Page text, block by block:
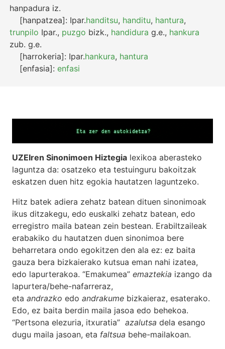
hanpadura iz.
[hanpatzea]: Ipar.handitsu, handitu, hantura,
trunpilo Ipar., puzgo bizk., handidura g.e., hankura
zub. g.e.
[harrokeria]: Ipar.hankura, hantura
[enfasia]:enfasi
UZEIren Sinonimoen Hiztegia lexikoa aberasteko
laguntza da: osatzeko eta testuinguru bakoitzak
eskatzen duen hitz egokia hautatzen laguntzeko.
Hitz batek adiera zehatz batean dituen sinonimoak
ikus ditzakegu, edo euskalki zehatz batean, edo
erregistro maila batean zein bestean. Erabiltzaileak
erabakiko du hautatzen duen sinonimoa bere
beharretara ondo egokitzen den ala ez: ez baita
gauza bera bizkaierako kutsua eman nahi izatea,
edo lapurterakoa. “Emakumea” emaztekia izango da
lapurtera/behe-nafarreraz,
eta andrazko edo andrakume bizkaieraz, esaterako.
Edo, ez baita berdin maila jasoa edo behekoa.
“Pertsona elezuria, itxuratia” azalutsa dela esango
dugu maila jasoan, eta faltsua behe-mailakoan.